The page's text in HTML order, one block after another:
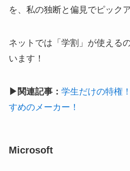
を、私の独断と偏見でピック
ネットでは「学割」が使える
います！
▶︎関連記事： 学生だけの特権
すめのメーカー！
Microsoft